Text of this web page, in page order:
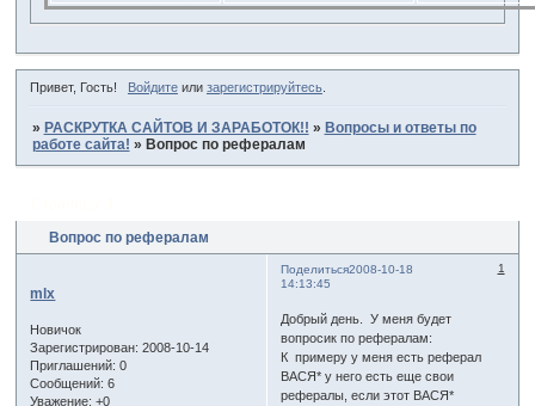
Привет, Гость! Войдитеили зарегистрируйтесь.
» РАСКРУТКА САЙТОВ И ЗАРАБОТОК!! » Вопросы и ответы по
работе сайта! » Вопрос по рефералам
Вопрос по рефералам
Поделиться 1
2008-10-18
14:13:45
mlx
Новичок
Зарегистрирован: 2008-10-14
Приглашений: 0
Сообщений: 6
Уважение: +0
Добрый день. У меня будет
вопросик по рефералам:
К примеру у меня есть реферал
ВАСЯ* у него есть еще свои
рефералы, если этот ВАСЯ*